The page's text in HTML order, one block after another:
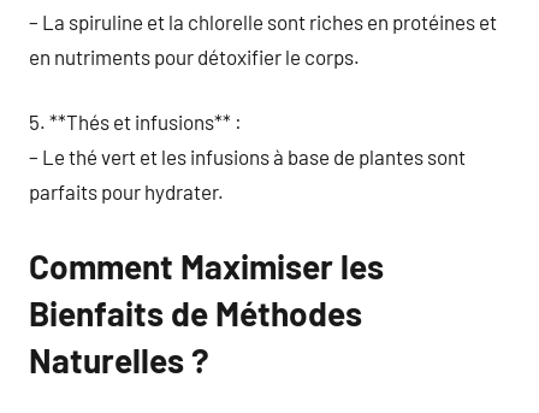
– La spiruline et la chlorelle sont riches en protéines et
en nutriments pour détoxifier le corps.
5. **Thés et infusions** :
– Le thé vert et les infusions à base de plantes sont
parfaits pour hydrater.
Comment Maximiser les
Bienfaits de Méthodes
Naturelles ?